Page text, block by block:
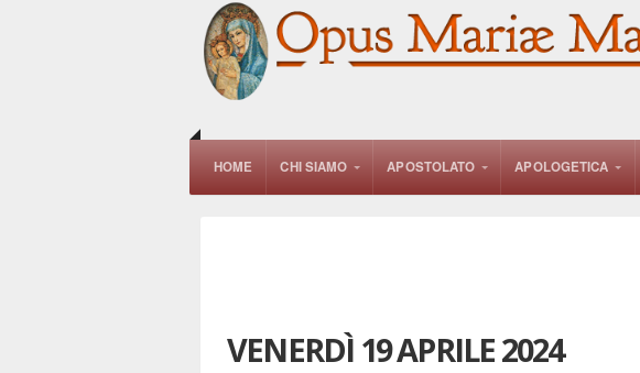
HOME CHI SIAMO APOSTOLATO APOLOGETICA
VENERDÌ 19 APRILE 2024